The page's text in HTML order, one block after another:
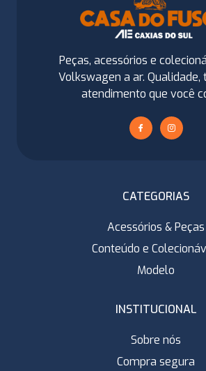
Peças, acessórios e
Volkswagen a ar. Qualidade,
atendimento que você
CATEGORIAS
Acessórios & Peças
Conteúdo e
Modelo
INSTITUCIONAL
Sobre nós
Compra segura